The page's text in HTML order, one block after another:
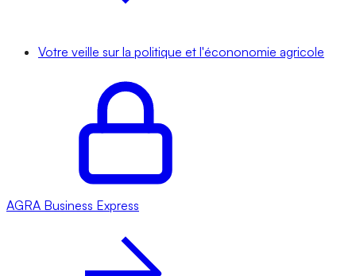
Votre veille sur la politique et l'écononomie agricole
AGRA Business Express